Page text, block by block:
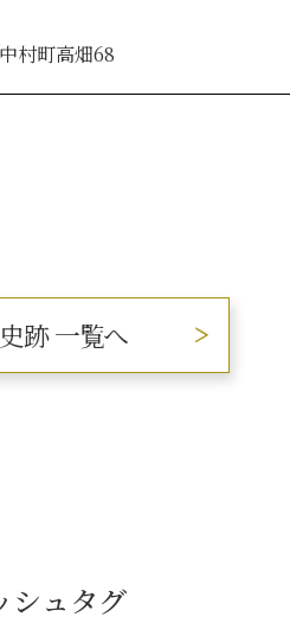
村町高畑68
跡 一覧へ
シュタグ